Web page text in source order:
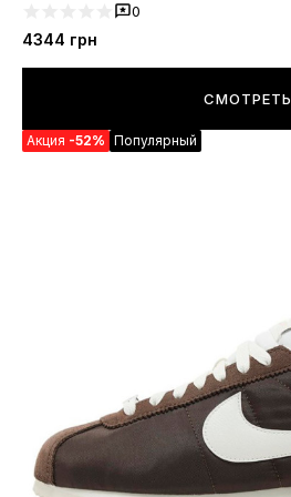
0
4344 грн
СМОТРЕТЬ
Акция -52% Популярный